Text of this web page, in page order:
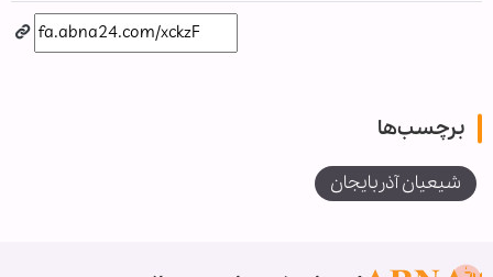
برچسب‌ها
شیعیان آذربایجان